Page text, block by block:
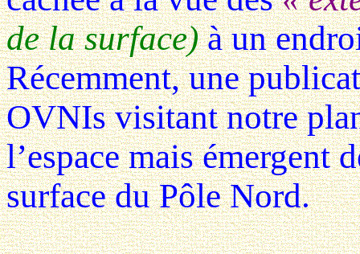
de la surface)à un
Récemment, une
OVNIs visitant notre
l’espace mais émergent
surface du Pôle Nord.